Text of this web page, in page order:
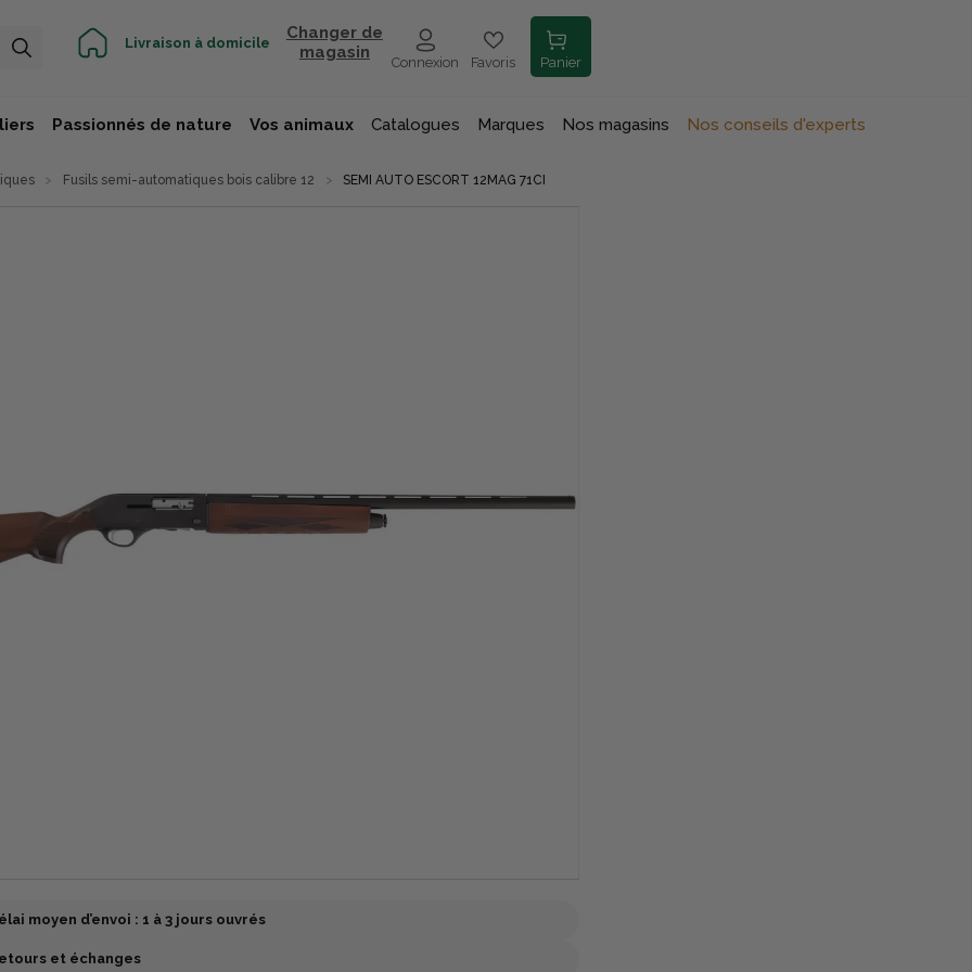
Livraison à domicile
Changer de
magasin
Connexion Favoris Panier
Passionnés de nature Vos animaux Catalogues Marques Nos magasins Nos conseils d'experts
Fusils semi-automatiques bois calibre 12 SEMI AUTO ESCORT 12MAG 71CI
moyen d’envoi : 1 à 3 jours ouvrés
et échanges